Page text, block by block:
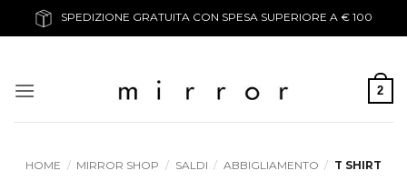
ai
SPEDIZIONE GRATUITA CON SPESA SUPERIORE A € 100
2
HOME / MIRROR SHOP / SALDI / ABBIGLIAMENTO / T SHIRT